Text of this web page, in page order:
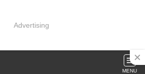
Advertising
MENU